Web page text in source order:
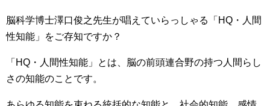
脳科学博士澤口俊之先生が唱えていらっしゃる「 HQ ・人間
性知能」をご存知ですか？
「 HQ ・人間性知能」とは、脳の前頭連合野の持つ人間らし
さの知能のことです。